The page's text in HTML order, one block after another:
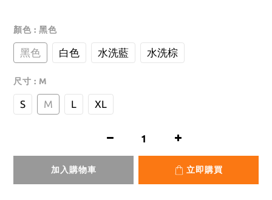
顏色 : 黑色
黑色 白色 水洗藍 水洗棕
尺寸 : M
S M L XL
加入購物車 立即購買